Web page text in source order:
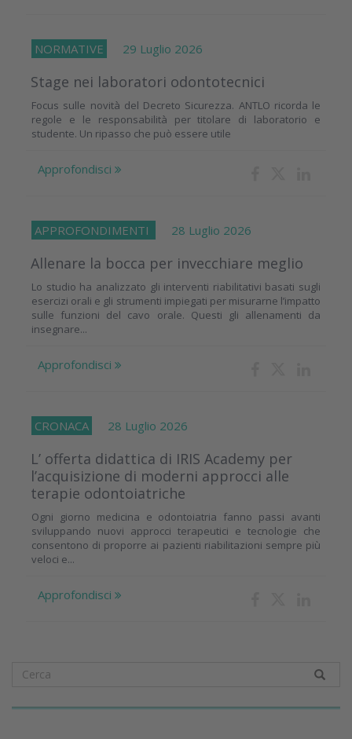
NORMATIVE 29 Luglio 2026
Stage nei laboratori odontotecnici
Focus sulle novità del Decreto Sicurezza. ANTLO ricorda le
regole e le responsabilità per titolare di laboratorio e
studente. Un ripasso che può essere utile
Approfondisci
APPROFONDIMENTI 28 Luglio 2026
Allenare la bocca per invecchiare meglio
Lo studio ha analizzato gli interventi riabilitativi basati sugli
esercizi orali e gli strumenti impiegati per misurarne l’impatto
sulle funzioni del cavo orale. Questi gli allenamenti da
insegnare...
Approfondisci
CRONACA 28 Luglio 2026
L’ offerta didattica di IRIS Academy per
l’acquisizione di moderni approcci alle
terapie odontoiatriche
Ogni giorno medicina e odontoiatria fanno passi avanti
sviluppando nuovi approcci terapeutici e tecnologie che
consentono di proporre ai pazienti riabilitazioni sempre più
veloci e...
Approfondisci